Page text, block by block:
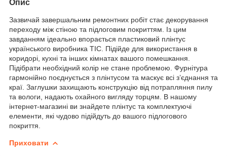
Опис
Зазвичай завершальним ремонтних робіт стає декорування
переходу між стіною та підлоговим покриттям. Із цим
завданням ідеально впорається пластиковий плінтус
українського виробника ТІС. Підійде для використання в
коридорі, кухні та інших кімнатах вашого помешкання.
Підібрати необхідний колір не стане проблемою. Фурнітура
гармонійно поєднується з плінтусом та маскує всі з’єднання та
краї. Заглушки захищають конструкцію від потрапляння пилу
та вологи, надають охайного вигляду торцям. В нашому
інтернет-магазині ви знайдете плінтус та комплектуючі
елементи, які чудово підійдуть до вашого підлогового
покриття.
Приховати